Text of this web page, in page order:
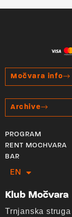
Močvara info
Archive
PROGRAM
RENT MOCHVARA
BAR
EN
HR
Klub Močvara
Trnjanska struga